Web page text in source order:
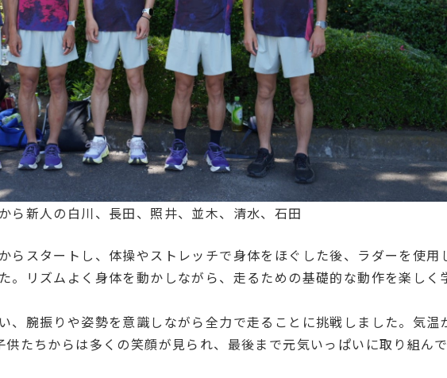
ら新人の白川、長田、照井、並木、清水、石田
らスタートし、体操やストレッチで身体をほぐした後、ラダーを使用
。リズムよく身体を動かしながら、走るための基礎的な動作を楽しく
、腕振りや姿勢を意識しながら全力で走ることに挑戦しました。気温
たちからは多くの笑顔が見られ、最後まで元気いっぱいに取り組んで